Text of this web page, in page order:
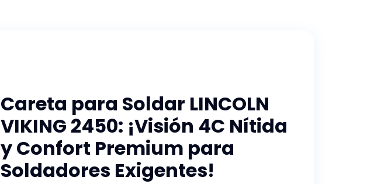
Careta para Soldar LINCOLN
VIKING 2450: ¡Visión 4C Nítida
y Confort Premium para
Soldadores Exigentes!